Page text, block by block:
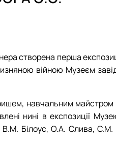
створена перша
війною Музеєм
навчальним
нині в експозиції
В.М. Білоус, О.А. Слива,